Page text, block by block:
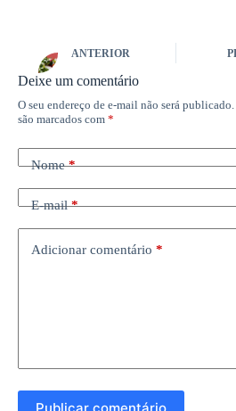
ANTERIOR
Deixe um comentário
O seu endereço de e-mail não será publicado.
são marcados com *
Nome*
E-mail*
Adicionar comentário *